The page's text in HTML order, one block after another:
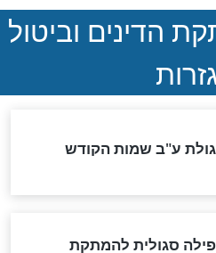
שורדת השואה שחוגגת 100:
על כל השנים"
מכירת המחלה
השם חזקיהו
דב הכהן קוק